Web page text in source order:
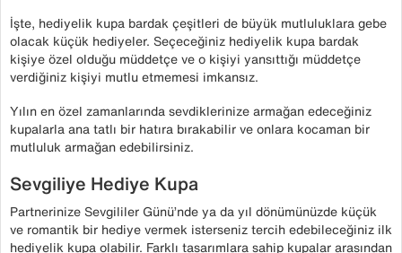
İşte, hediyelik kupa bardak çeşitleri de büyük mutluluklara gebe
olacak küçük hediyeler. Seçeceğiniz hediyelik kupa bardak
kişiye özel olduğu müddetçe ve o kişiyi yansıttığı müddetçe
verdiğiniz kişiyi mutlu etmemesi imkansız.
Yılın en özel zamanlarında sevdiklerinize armağan edeceğiniz
kupalarla ana tatlı bir hatıra bırakabilir ve onlara kocaman bir
mutluluk armağan edebilirsiniz.
Sevgiliye Hediye Kupa
Partnerinize Sevgililer Günü’nde ya da yıl dönümünüzde küçük
ve romantik bir hediye vermek isterseniz tercih edebileceğiniz ilk
hediyelik kupa olabilir. Farklı tasarımlara sahip kupalar arasından